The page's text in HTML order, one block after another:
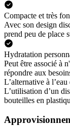
Compacte et très
Avec son design
prend peu de place
Hydratation
Peut être associé à
répondre aux
L’alternative à
L’utilisation d’un
bouteilles en